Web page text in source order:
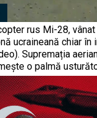
rus Mi-28,
ucraineană chiar în
Supremația
o palmă